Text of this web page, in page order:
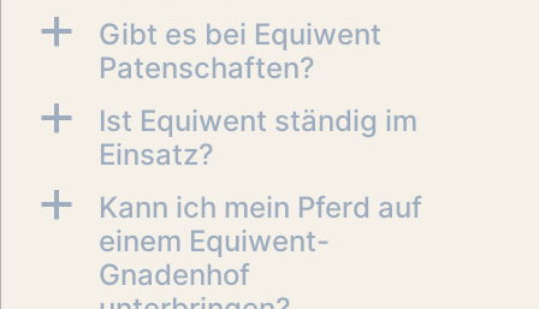
a
Gibt es bei Equiwent
Patenschaften?
a
Ist Equiwent ständig im
Einsatz?
a
Kann ich mein Pferd auf
einem Equiwent-
Gnadenhof